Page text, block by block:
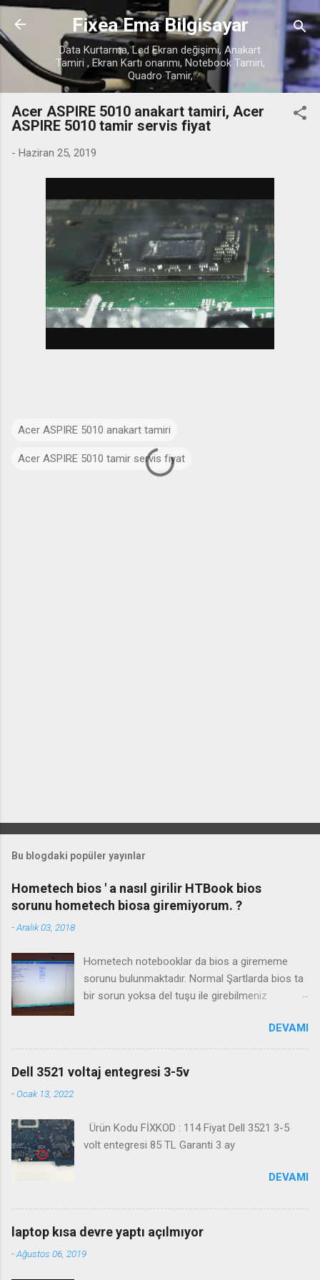
Ana içeriğe atla
Fixea Ema Bilgisayar
Data Kurtarma, Lcd Ekran değişimi, Anakart
Tamiri , Ekran Kartı onarımı, Notebook Tamiri,
Quadro Tamir,
Acer ASPIRE 5010 anakart tamiri, Acer
ASPIRE 5010 tamir servis fiyat
- Haziran 25, 2019
Acer ASPIRE 5010 anakart tamiri
Acer ASPIRE 5010 tamir servis fiyat
Bu blogdaki popüler yayınlar
Hometech bios ' a nasıl girilir HTBook bios
sorunu hometech biosa giremiyorum. ?
-Aralık 03, 2018
Hometech notebooklar da bios a girememe
sorunu bulunmaktadır. Normal Şartlarda bios ta
bir sorun yoksa del tuşu ile girebilmeniz
yaramaktadır. Biosa girme videosu izleyin
Kanalimiza abone olmayı unutmayın
DEVAMI
Dell 3521 voltaj entegresi 3-5v
-Ocak 13, 2022
Ürün Kodu FİXKOD : 114 Fiyat Dell 3521 3-5
volt entegresi 85 TL Garanti 3 ay
DEVAMI
laptop kısa devre yaptı açılmıyor
-Ağustos 06, 2019